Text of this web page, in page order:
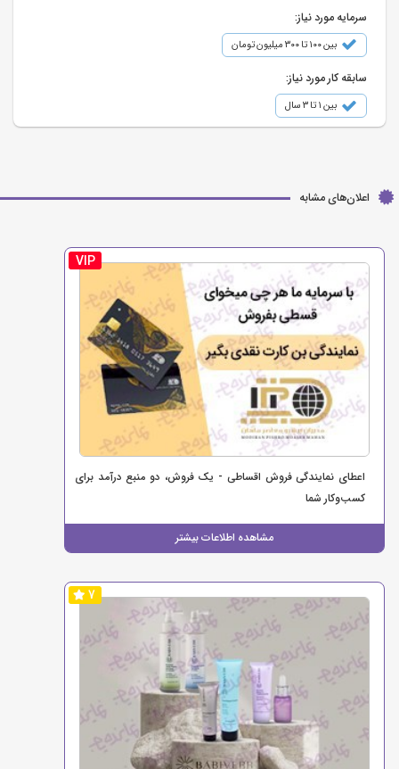
سرمایه مورد نیاز:
بین ۱۰۰ تا ۳۰۰ میلیون تومان
سابقه کار مورد نیاز:
بین ۱ تا ۳ سال
اعلان‌های مشابه
VIP
اعطای نمایندگی فروش اقساطی - یک فروش، دو منبع درآمد برای
کسب‌وکار شما
مشاهده اطلاعات بیشتر
7